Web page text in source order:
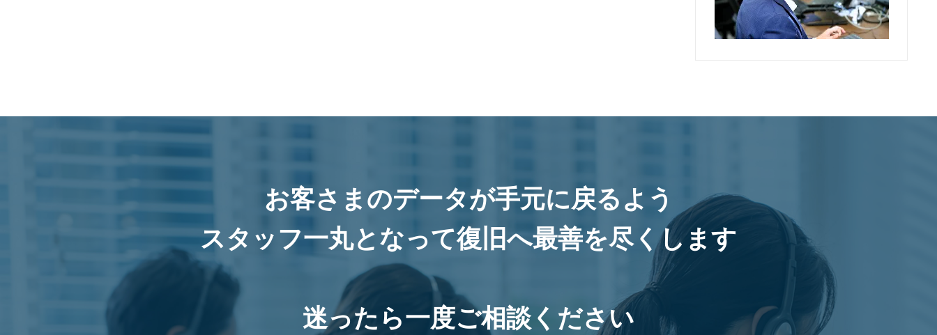
お客さまのデータが手元に戻るよう
スタッフ一丸となって復旧へ最善を尽くします
迷ったら一度ご相談ください